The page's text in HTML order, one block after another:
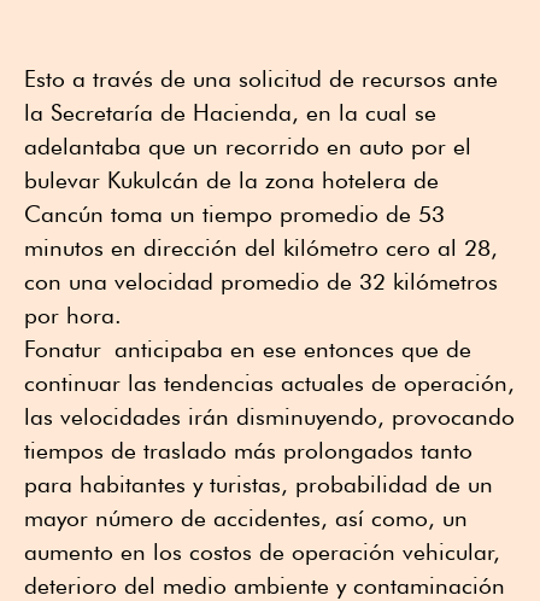
Esto a través de una solicitud de recursos ante
la Secretaría de Hacienda, en la cual se
adelantaba que un recorrido en auto por el
bulevar Kukulcán de la zona hotelera de
Cancún toma un tiempo promedio de 53
minutos en dirección del kilómetro cero al 28,
con una velocidad promedio de 32 kilómetros
por hora.
Fonatur anticipaba en ese entonces que de
continuar las tendencias actuales de operación,
las velocidades irán disminuyendo, provocando
tiempos de traslado más prolongados tanto
para habitantes y turistas, probabilidad de un
mayor número de accidentes, así como, un
aumento en los costos de operación vehicular,
deterioro del medio ambiente y contaminación